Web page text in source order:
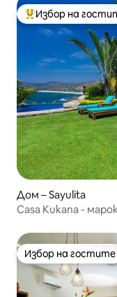
Най-популярен
Избор на
Дом – Sayulita
Casa Kukana -
Избор на гостите
Избор на гостите